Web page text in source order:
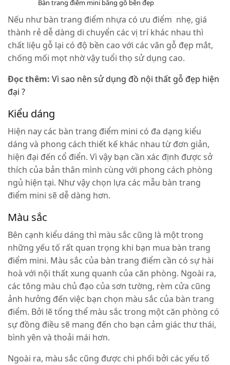
Bàn trang điểm mini bằng gỗ bền đẹp
Nếu như bàn trang điểm nhựa có ưu điểm nhẹ, giá
thành rẻ dễ dàng di chuyển các vị trí khác nhau thì
chất liệu gỗ lại có độ bền cao với các vân gỗ đẹp mắt,
chống mối mọt nhờ vậy tuổi thọ sử dụng cao.
Đọc thêm: Vì sao nên sử dụng đồ nội thất gỗ đẹp hiện
đại ?
Kiểu dáng
Hiện nay các bàn trang điểm mini có đa dạng kiểu
dáng và phong cách thiết kế khác nhau từ đơn giản,
hiện đại đến cổ điển. Vì vậy bạn cần xác định được sở
thích của bản thân mình cùng với phong cách phòng
ngủ hiện tại. Như vậy chọn lựa các mẫu bàn trang
điểm mini sẽ dễ dàng hơn.
Màu sắc
Bên cạnh kiểu dáng thì màu sắc cũng là một trong
những yếu tố rất quan trọng khi bạn mua bàn trang
điểm mini. Màu sắc của bàn trang điểm cần có sự hài
hoà với nội thất xung quanh của căn phòng. Ngoài ra,
các tông màu chủ đạo của sơn tường, rèm cửa cũng
ảnh hưởng đến việc bạn chọn màu sắc của bàn trang
điểm. Bởi lẽ tổng thể màu sắc trong một căn phòng có
sự đồng điều sẽ mang đến cho bạn cảm giác thư thái,
bình yên và thoải mái hơn.
Ngoài ra, màu sắc cũng được chi phối bởi các yếu tố